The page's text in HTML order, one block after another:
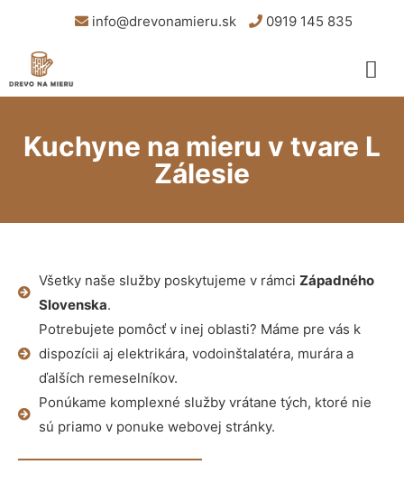
info@drevonamieru.sk 0919 145 835
Kuchyne na mieru v tvare L
Zálesie
Všetky naše služby poskytujeme v rámci Západného
Slovenska.
Potrebujete pomôcť v inej oblasti? Máme pre vás k
dispozícii aj elektrikára, vodoinštalatéra, murára a
ďalších remeselníkov.
Ponúkame komplexné služby vrátane tých, ktoré nie
sú priamo v ponuke webovej stránky.